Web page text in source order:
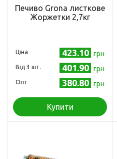
Печиво Grona листкове
Жоржетки 2,7кг
Ціна 423.10 грн
Від 3 шт. 401.90 грн
Опт 380.80 грн
Купити